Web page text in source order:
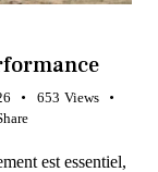
653 Views
est essentiel,